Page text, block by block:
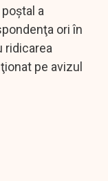
a
ori în
ridicarea
pe avizul